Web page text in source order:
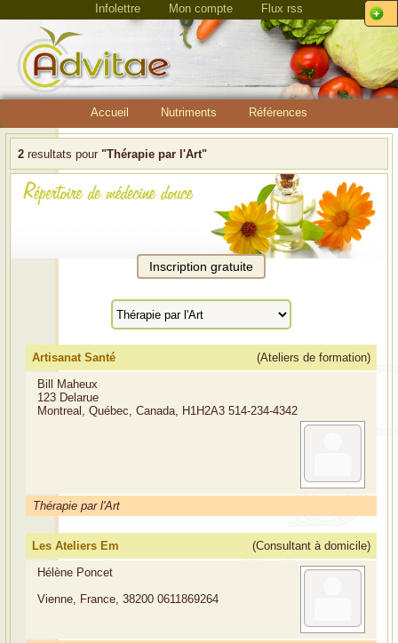
Infolettre Mon compte Flux rss
Accueil Nutriments Références
2 resultats pour "Thérapie par l'Art"
Artisanat Santé
(Ateliers de formation)
Bill Maheux
123 Delarue
Montreal, Québec, Canada, H1H2A3 514-234-4342
Thérapie par l'Art
Les Ateliers Em
(Consultant à domicile)
Hélène Poncet
Vienne, France, 38200 0611869264